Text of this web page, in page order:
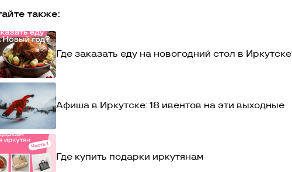
также:
Где заказать еду на новогодний стол в
Афиша в Иркутске: 18 ивентов на эти выходные
Где купить подарки иркутянам